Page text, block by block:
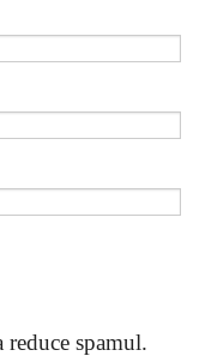
reduce spamul.